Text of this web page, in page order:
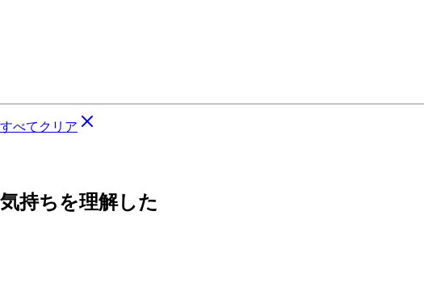
すべてクリア
持ちを理解した